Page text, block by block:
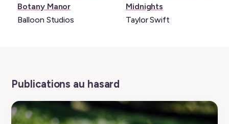
Jeu vidéo:
Botany Manor
Balloon Studios
Musique:
Midnights
Taylor Swift
Publications au hasard